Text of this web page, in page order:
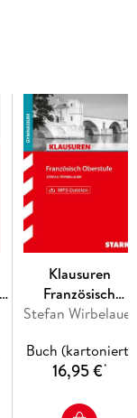
Klausuren
Französisch
Oberstufe
Stefan Wirbelauer
Buch (kartoniert)
16,95 €*